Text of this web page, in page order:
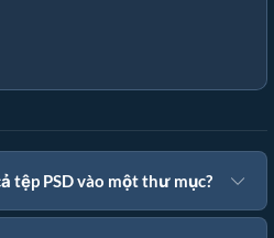
tệp PSD vào một thư mục?